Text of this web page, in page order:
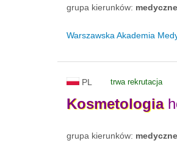
grupa kierunków:
Warszawska Akademia
PL trwa rekrutacja
Kosmetologia
grupa kierunków: